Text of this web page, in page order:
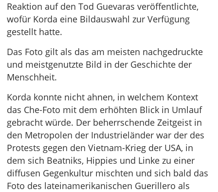
Reaktion auf den Tod Guevaras veröffentlichte,
wofür Korda eine Bildauswahl zur Verfügung
gestellt hatte.
Das Foto gilt als das am meisten nachgedruckte
und meistgenutzte Bild in der Geschichte der
Menschheit.
Korda konnte nicht ahnen, in welchem Kontext
das Che-Foto mit dem erhöhten Blick in Umlauf
gebracht würde. Der beherrschende Zeitgeist in
den Metropolen der Industrieländer war der des
Protests gegen den Vietnam-Krieg der USA, in
dem sich Beatniks, Hippies und Linke zu einer
diffusen Gegenkultur mischten und sich bald das
Foto des lateinamerikanischen Guerillero als